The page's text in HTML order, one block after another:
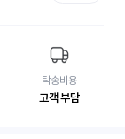
탁송비용
고객 부담